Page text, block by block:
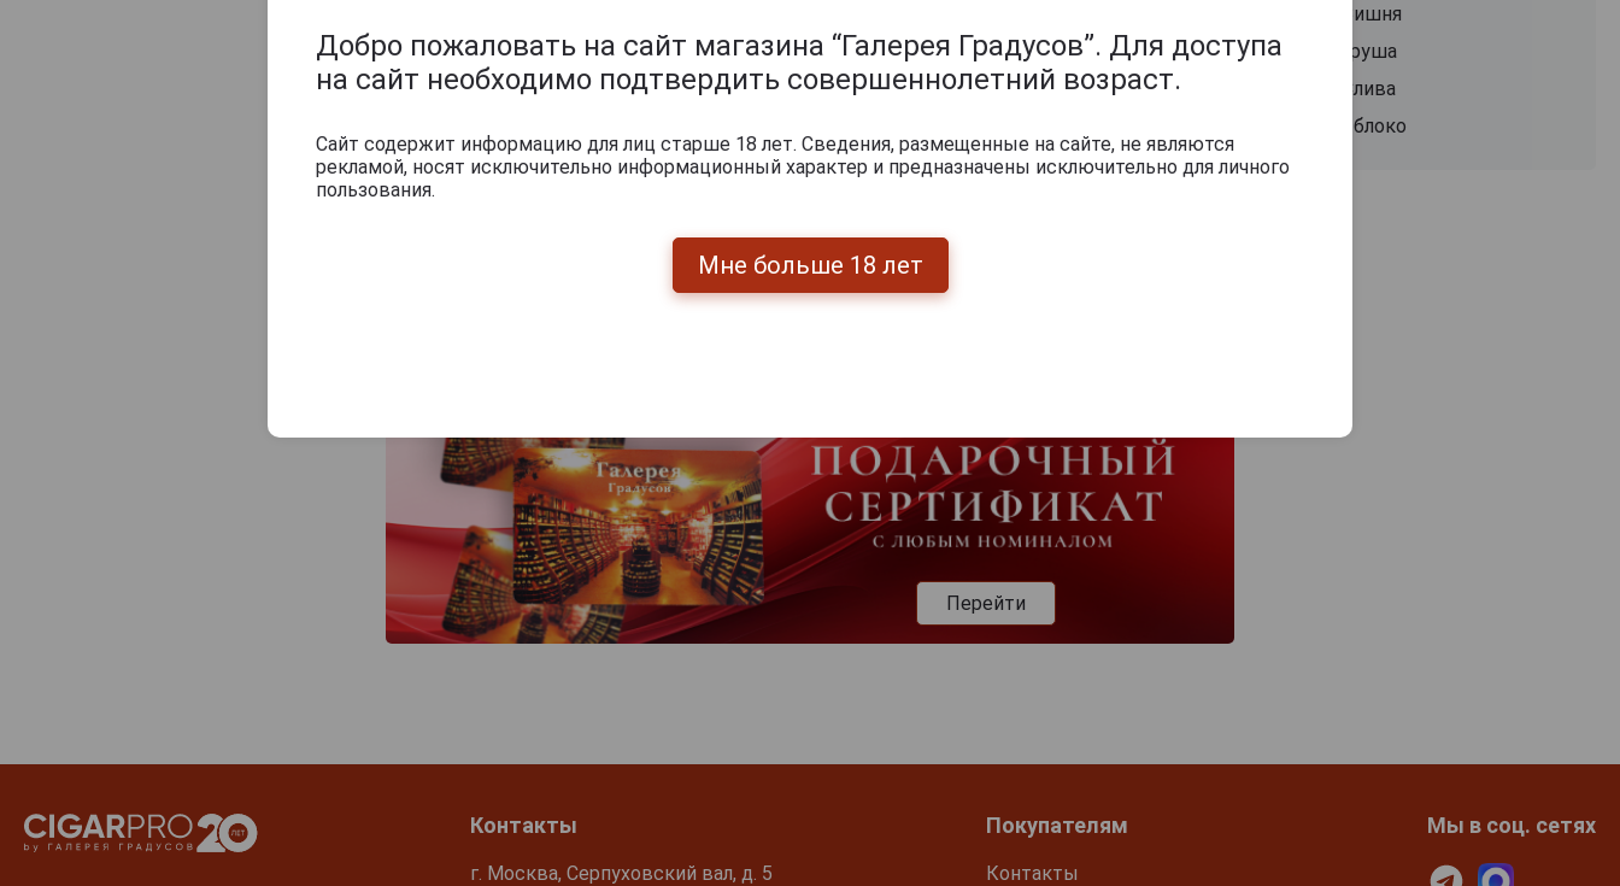
Wieser
Zufanek
0из 2000 знаков
Перейти
Вишня
Груша
Слива
Яблоко
Контакты
г. Москва, Серпуховский вал, д. 5
Покупателям
Контакты
Мы в соц. сетях
Добро пожаловать на сайт магазина “Галерея Градусов”. Для доступа
на сайт необходимо подтвердить совершеннолетний возраст.
Сайт содержит информацию для лиц старше 18 лет. Сведения, размещенные на сайте, не являются
рекламой, носят исключительно информационный характер и предназначены исключительно для личного
пользования.
Мне больше 18 лет